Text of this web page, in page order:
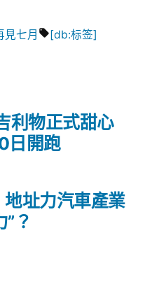
見七月
標
[db:标签]
址力汽車產業
？
利物正式甜心
日開跑